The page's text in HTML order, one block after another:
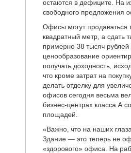
остаются в дефиците. На
свободного предложения
Офисы могут продаваться
квадратный метр, а сдать
примерно 38 тысяч
ценообразование
получать доходность,
что кроме затрат на
делать отделку для
офисов сегодня весьма
бизнес-центрах класса А
площадей.
«Важно, что на наших
Здание — это теперь не
«здорового» офиса. На